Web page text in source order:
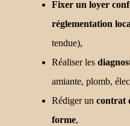
Fixer un loyer
réglementation
tendue),
Réaliser les
amiante, plomb,
Rédiger un contrat
forme,